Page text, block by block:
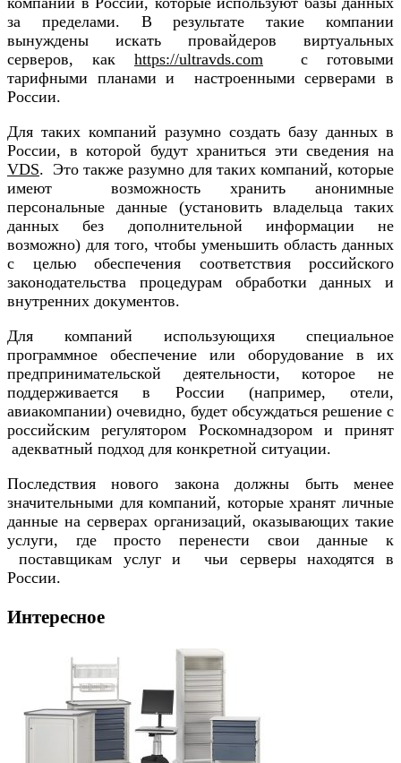
за пределами. В результате такие компании
вынуждены искать провайдеров виртуальных
серверов, как https://ultravds.com с готовыми
тарифными планами и настроенными серверами в
России.
Для таких компаний разумно создать базу данных в
России, в которой будут храниться эти сведения на
VDS. Это также разумно для таких компаний, которые
имеют возможность хранить анонимные
персональные данные (установить владельца таких
данных без дополнительной информации не
возможно) для того, чтобы уменьшить область данных
с целью обеспечения соответствия российского
законодательства процедурам обработки данных и
внутренних документов.
Для компаний использующихя специальное
программное обеспечение или оборудование в их
предпринимательской деятельности, которое не
поддерживается в России (например, отели,
авиакомпании) очевидно, будет обсуждаться решение с
российским регулятором Роскомнадзором и принят
адекватный подход для конкретной ситуации.
Последствия нового закона должны быть менее
значительными для компаний, которые хранят личные
данные на серверах организаций, оказывающих такие
услуги, где просто перенести свои данные к
поставщикам услуг и чьи серверы находятся в
России.
Интересное